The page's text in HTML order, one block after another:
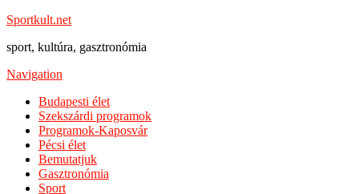
Sportkult.net
sport, kultúra, gasztronómia
Navigation
Budapesti élet
Szekszárdi programok
Programok-Kaposvár
Pécsi élet
Bemutatjuk
Gasztronómia
Sport